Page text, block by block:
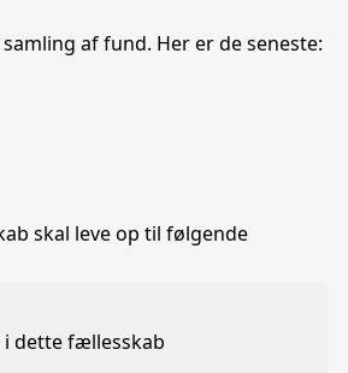
af fund. Her er de seneste:
skal leve op til følgende
dette fællesskab